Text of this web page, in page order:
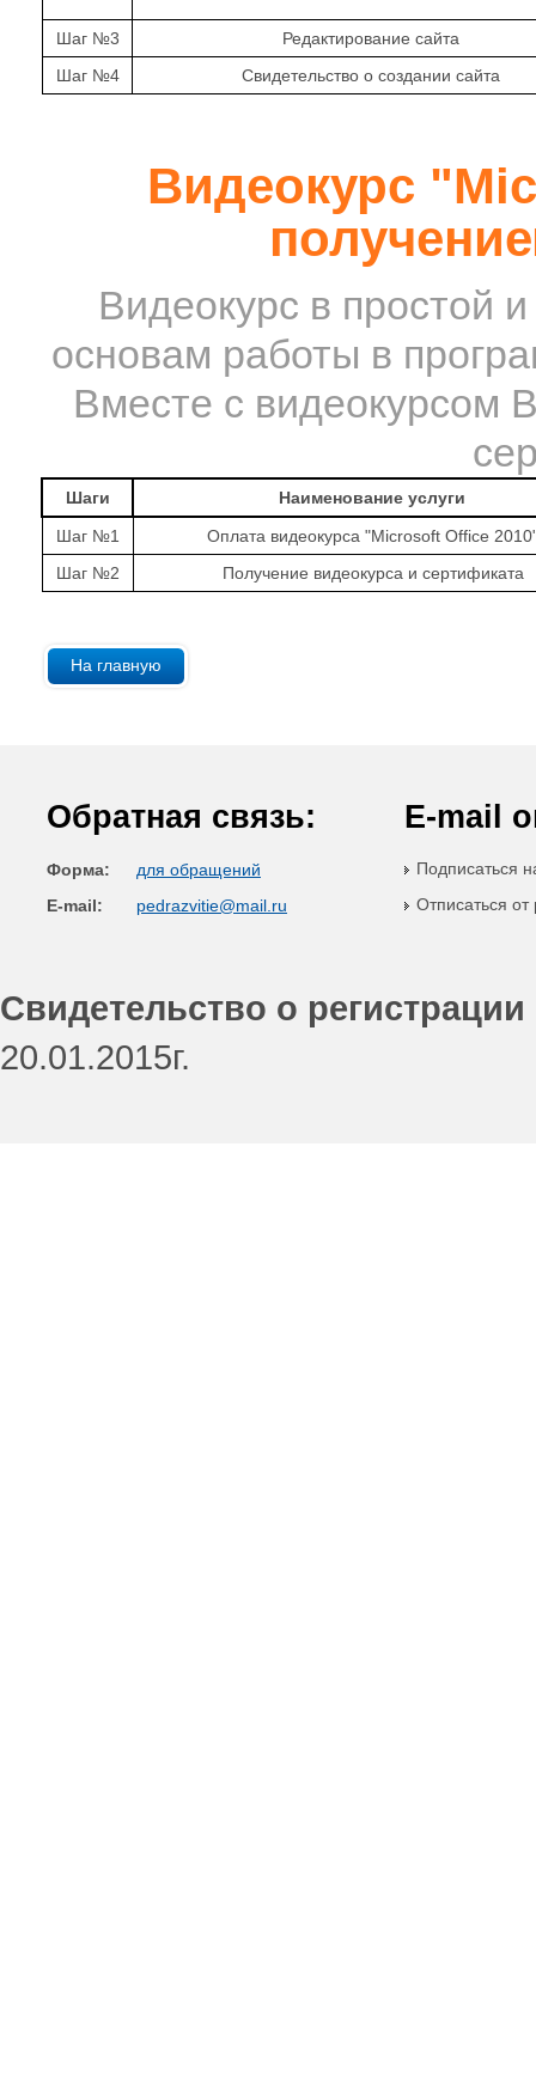
Шаг №3
Редактирование сайта
Шаг №4
Свидетельство о создании сайта
Видеокурс
Видеокурс в простой
основам работы в
Вместе с видеокурсом
Шаги
Наименование услуги
Шаг №1
Оплата видеокурса "Microsoft Office
Шаг №2
Получение видеокурса и сертификата
На главную
Обратная связь:
Форма:
E-mail:
для обращений
pedrazvitie@mail.ru
E-mail
Подписаться
Отписаться от
Cвидетельство о
20.01.2015г.